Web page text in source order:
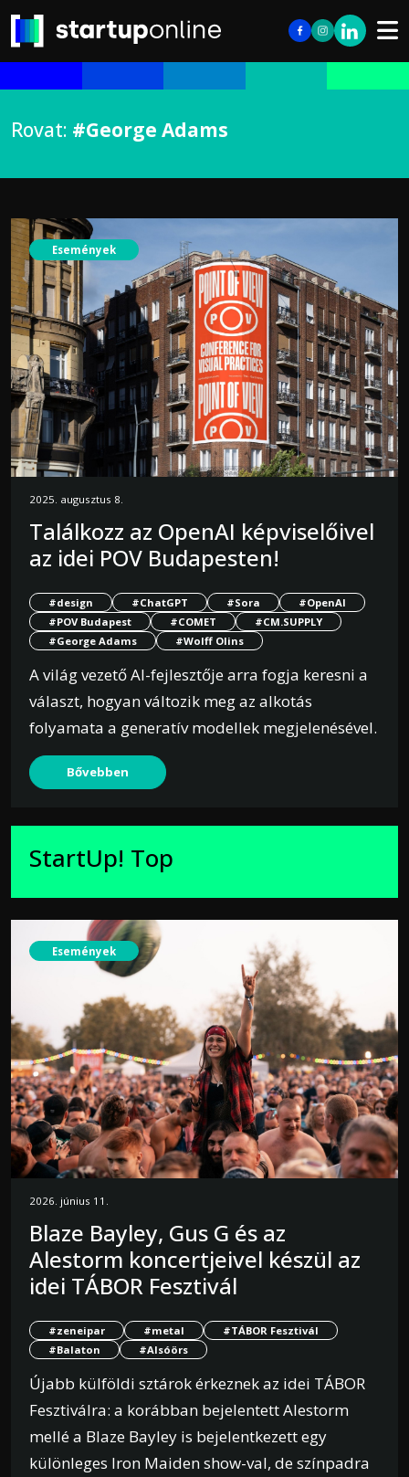
Rovat: #George Adams
Események
2025. augusztus 8.
Találkozz az OpenAI képviselőivel
az idei POV Budapesten!
#design #ChatGPT #Sora
#OpenAI
#POV Budapest
#COMET
#CM.SUPPLY
#George Adams
#Wolff Olins
A világ vezető AI-fejlesztője arra fogja keresni a
választ, hogyan változik meg az alkotás
folyamata a generatív modellek megjelenésével.
Bővebben
StartUp! Top
Események
2026. június 11.
Blaze Bayley, Gus G és az
Alestorm koncertjeivel készül az
idei TÁBOR Fesztivál
#zeneipar #metal
#TÁBOR Fesztivál
#Balaton
#Alsóörs
Újabb külföldi sztárok érkeznek az idei TÁBOR
Fesztiválra: a korábban bejelentett Alestorm
mellé a Blaze Bayley is bejelentkezett egy
különleges Iron Maiden show-val, de színpadra